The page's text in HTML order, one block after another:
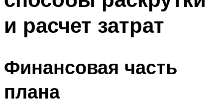
и расчет затрат
Финансовая часть
плана